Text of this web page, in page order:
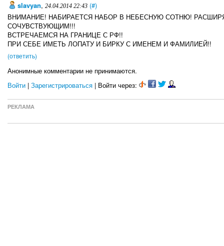
slavyan, 24.04.2014 22:43 (#)
ВНИМАНИЕ! НАБИРАЕТСЯ НАБОР В НЕБЕСНУЮ СОТНЮ!
СОЧУВСТВУЮЩИМ!!!
ВСТРЕЧАЕМСЯ НА ГРАНИЦЕ С РФ!!
ПРИ СЕБЕ ИМЕТЬ ЛОПАТУ И БИРКУ С ИМЕНЕМ И ФАМИЛИЕЙ!!
(ответить)
Анонимные комментарии не принимаются.
Войти | Зарегистрироваться | Войти через:
РЕКЛАМА